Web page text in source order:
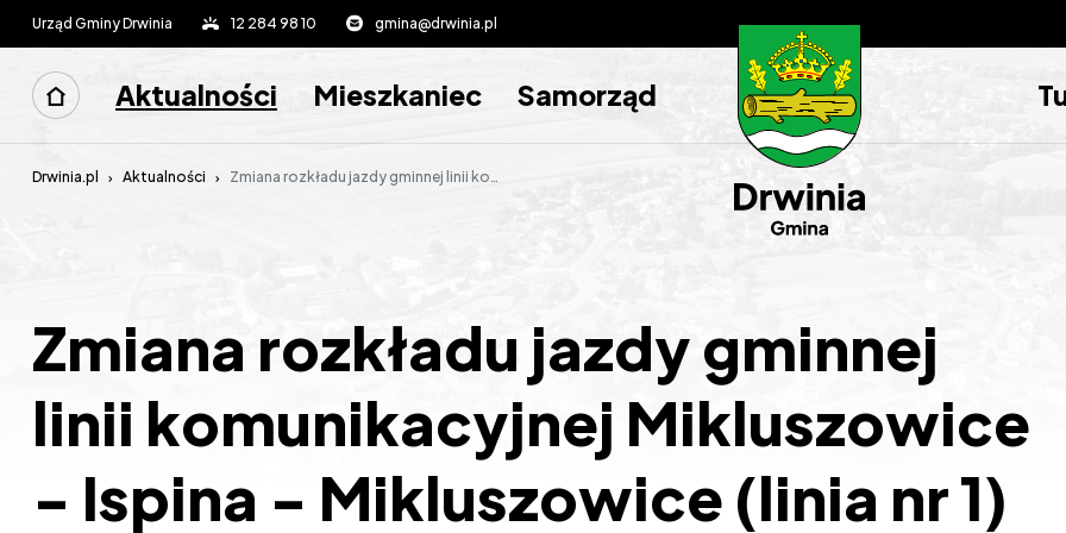
Urząd Gminy Drwinia 12 284 98 10 gmina@drwinia.pl
Aktualności Mieszkaniec Samorząd
Drwinia.pl Aktualności Zmiana rozkładu jazdy gminnej linii komunikacyjnej Mikluszowice - Ispina - Mikluszowice (linia nr 1) od dnia 7 października 2024 r.
Zmiana rozkładu jazdy gminnej
linii komunikacyjnej Mikluszowice
- Ispina - Mikluszowice (linia nr 1)